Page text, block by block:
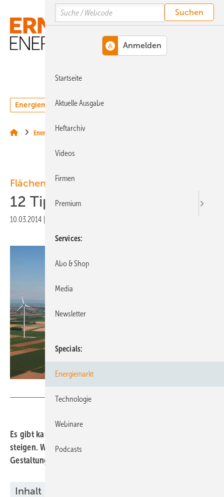
Hauptinhalt
Hauptmenü
SiteSearch
Energiemarkt Technologie
Energiemärkte weltweit
Flächen für die Windkraft finden
12 Tipps zu Pachtverträgen
10.03.2014
Es gibt kaum Flächen für die Windkraft. Pachtpreise
steigen. Welche juristischen Tricks und Tücken es bei der
Gestaltung eines Pachtvertrags zu berücksichtigen gilt.
Inhalt
Search
Startseite
Aktuelle Ausgabe
Heftarchiv
Videos
Firmen
Premium
Services
Abo & Shop
Media
Newsletter
Specials
Energiemarkt
Technologie
Webinare
Podcasts